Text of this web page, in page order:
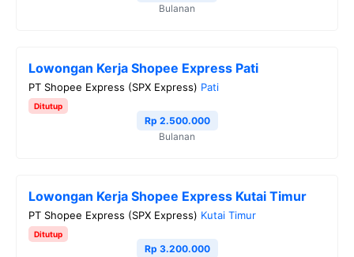
Bulanan
Lowongan Kerja Shopee Express Pati
PT Shopee Express (SPX Express) Pati
Ditutup
Rp 2.500.000
Bulanan
Lowongan Kerja Shopee Express Kutai Timur
PT Shopee Express (SPX Express) Kutai Timur
Ditutup
Rp 3.200.000